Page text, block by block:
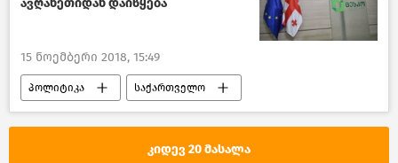
15 ნოემბერი 2018, 15:49
პოლიტიკა საქართველო
საპარლამენტო არჩევნები საქართველოში
კიდევ 20 მასალა